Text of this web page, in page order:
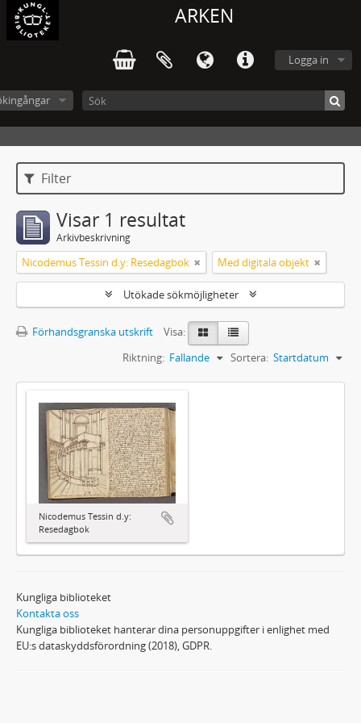
ARKEN
Logga in
Filter
Visar 1 resultat
Arkivbeskrivning
Nicodemus Tessin d.y: Resedagbok Med digitala objekt
Utökade sökmöjligheter
Förhandsgranska utskrift
Visa:
Sortera: Startdatum
Riktning: Fallande
Nicodemus Tessin d.y:
Resedagbok
Kungliga biblioteket
Kontakta oss
Kungliga biblioteket hanterar dina personuppgifter i enlighet med
EU:s dataskyddsförordning (2018), GDPR.